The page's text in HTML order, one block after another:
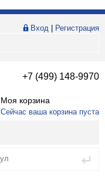
Вход
Регистрация
+7 (499) 148-9970
Моя корзина
Сейчас ваша корзина пуста